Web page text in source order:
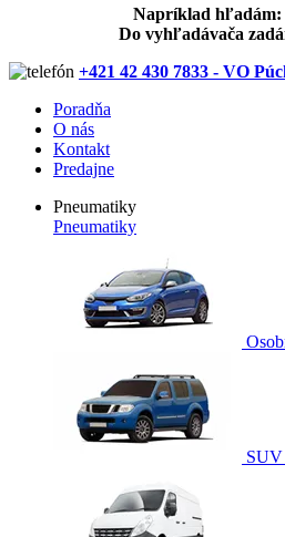
Napríklad hľadám:
Do vyhľadávača
+421 42 430 7833 - VO
Poradňa
O nás
Kontakt
Predajne
Pneumatiky
Pneumatiky